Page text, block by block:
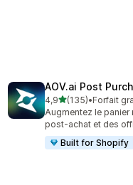
AOV.ai Post
4,9étoile(s) sur 5
(135)
135 avis au total
•Forfait
Augmentez le
post-achat et des
Built for Shopify